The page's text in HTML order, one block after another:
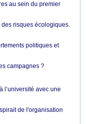
au sein du premier
risques écologiques.
politiques et
campagnes ?
l’université avec une
de l'organisation